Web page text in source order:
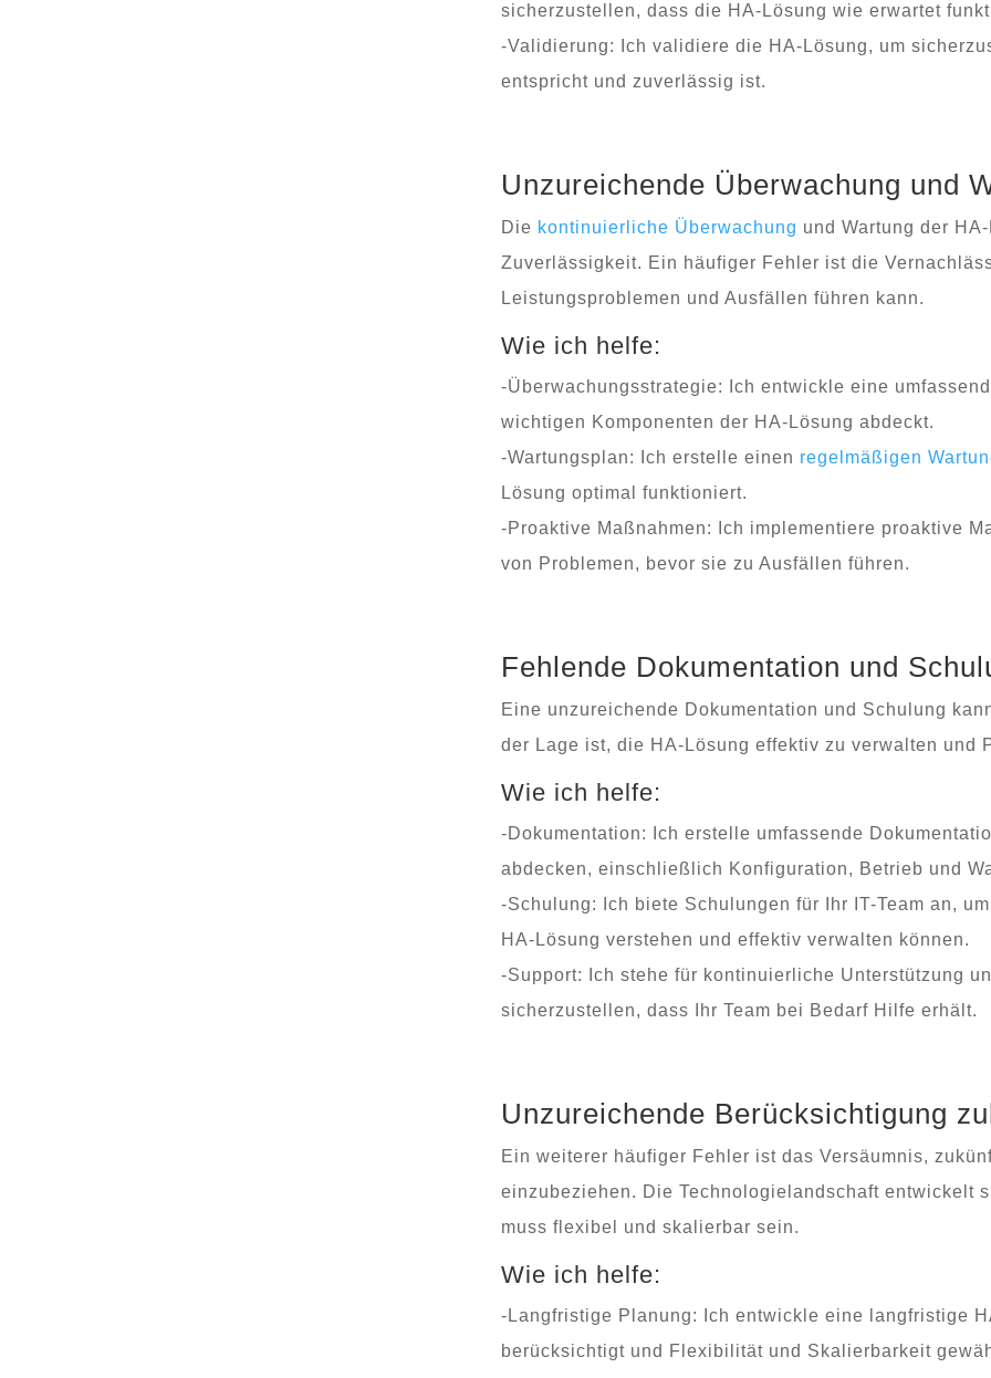
sicherzustellen, dass die HA-Lösung wie erwartet
-Validierung: Ich validiere die HA-Lösung, um
entspricht und zuverlässig ist.
Unzureichende Überwachung und
Die kontinuierliche Überwachung und Wartung der
Zuverlässigkeit. Ein häufiger Fehler ist die
Leistungsproblemen und Ausfällen führen kann.
Wie ich helfe:
-Überwachungsstrategie: Ich entwickle eine
wichtigen Komponenten der HA-Lösung abdeckt.
-Wartungsplan: Ich erstelle einen regelmäßigen
Lösung optimal funktioniert.
-Proaktive Maßnahmen: Ich implementiere proaktive
von Problemen, bevor sie zu Ausfällen führen.
Fehlende Dokumentation und
Eine unzureichende Dokumentation und Schulung
der Lage ist, die HA-Lösung effektiv zu verwalten und
Wie ich helfe:
-Dokumentation: Ich erstelle umfassende
abdecken, einschließlich Konfiguration, Betrieb und
-Schulung: Ich biete Schulungen für Ihr IT-Team an,
HA-Lösung verstehen und effektiv verwalten können.
-Support: Ich stehe für kontinuierliche Unterstützung
sicherzustellen, dass Ihr Team bei Bedarf Hilfe erhält.
Unzureichende Berücksichtigung
Ein weiterer häufiger Fehler ist das Versäumnis,
einzubeziehen. Die Technologielandschaft entwickelt
muss flexibel und skalierbar sein.
Wie ich helfe:
-Langfristige Planung: Ich entwickle eine langfristige
berücksichtigt und Flexibilität und Skalierbarkeit